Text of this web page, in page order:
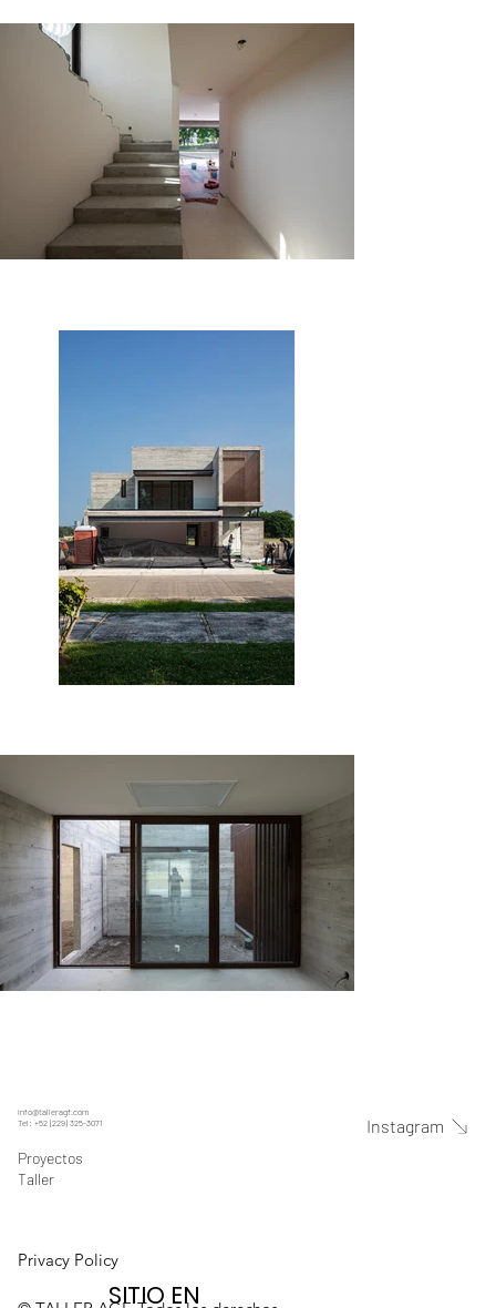
info@talleragf.com
Tel: +52 (229) 325-3071
Proyectos
Taller
Privacy Policy
SITIO EN
Instagram